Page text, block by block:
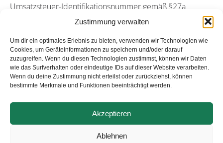
Zustimmung verwalten
Um dir ein optimales Erlebnis zu bieten, verwenden wir Technologien wie
Cookies, um Geräteinformationen zu speichern und/oder darauf
zuzugreifen. Wenn du diesen Technologien zustimmst, können wir Daten
wie das Surfverhalten oder eindeutige IDs auf dieser Website verarbeiten.
Wenn du deine Zustimmung nicht erteilst oder zurückziehst, können
bestimmte Merkmale und Funktionen beeinträchtigt werden.
Akzeptieren
Ablehnen
Umsatzsteuer-Identifikationsnummer gemäß §27a
Umsatzsteuergesetz: DE 176817366
Verantwortlich für den Inhalt nach § 18 Abs. 2 MStV.: Lars
Bremer (Anschrift s.o.)
Quellennachweis für verwendete Fotos und Grafiken:
JOKA / W. & L. Jordan GmbH
Alle Rechte vorbehalten.
© 2026 Bremer GmbH. Created with